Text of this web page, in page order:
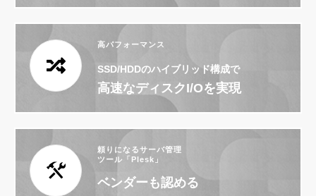
高パフォーマンス
SSD/HDDのハイブリッド構成で
高速なディスクI/Oを実現
頼りになるサーバ管理
ツール「Plesk」
ベンダーも認める